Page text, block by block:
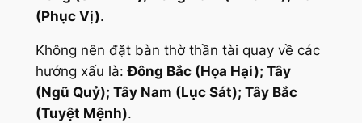
(Phục Vị).
Không nên đặt bàn thờ thần tài quay về các
hướng xấu là:Đông Bắc (Họa Hại); Tây
(Ngũ Quỷ); Tây Nam (Lục Sát); Tây Bắc
(Tuyệt Mệnh).